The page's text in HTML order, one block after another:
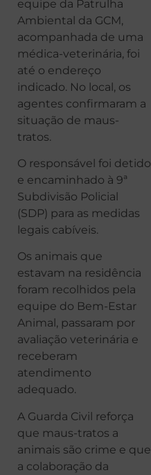
equipe da Patrulha
Ambiental da GCM,
acompanhada de uma
médica-veterinária, foi
até o endereço
indicado. No local, os
agentes confirmaram a
situação de maus-
tratos.
O responsável foi detido
e encaminhado à 9ª
Subdivisão Policial
(SDP) para as medidas
legais cabíveis.
Os animais que
estavam na residência
foram recolhidos pela
equipe do Bem-Estar
Animal, passaram por
avaliação veterinária e
receberam
atendimento
adequado.
A Guarda Civil reforça
que maus-tratos a
animais são crime e que
a colaboração da